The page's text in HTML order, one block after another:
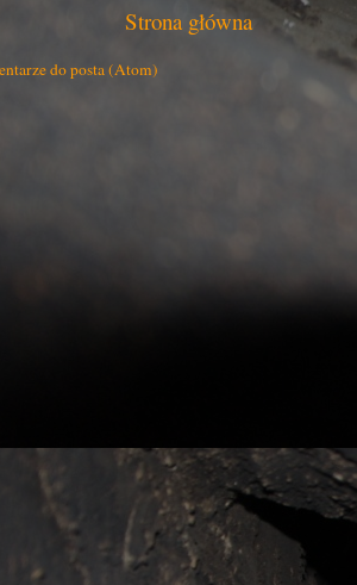
Strona główna
do posta (Atom)